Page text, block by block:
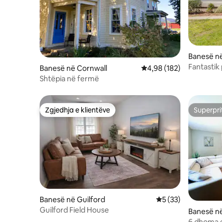
Banesë në Cornwall Vlerësimi mesatar 4,98
4,98 (182)
Shtëpia në fermë
Banesë
Zgjedhja e klientëve
Zgjedhja e klientëve
Banesë në Guilford Vlerësimi mesatar
5 (33)
Guilford Field House
Banesë